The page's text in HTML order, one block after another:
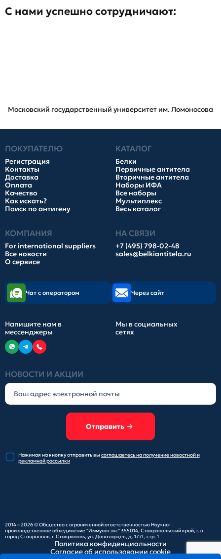
С нами успешно сотрудничают:
Московский государственный университет им. Ломоносова
ПОКУПАТЕЛЮ
Регистрация
Контакты
Доставка
Оплата
Качество
Как искать?
Поиск по антигену
КАТАЛОГ
Белки
Первичные антитела
Вторичные антитела
Наборы ИФА
Все наборы
Мультиплекс
Весь каталог
КОМПАНИЯ
For international suppliers
Все новости
О сервисе
НА СВЯЗИ
+7 (495) 798-02-48
sales@belkiantitela.ru
НОВОСТИ И АКЦИИ
Отправить
Нажимая на кнопку отправитьвы соглашаетесь на получениеновостной и
рекламной рассылки
Чат с оператором Через сайт
Напишите нам в
мессенджеры
Мы в социальных
сетях
2014 – 2026 ©Общество с ограниченной ответственностью Научно-
производственное объединение "Иммунотэкс"355014, Ставропольский край, г. о.
город Ставрополь, г. Ставрополь, ул. Доваторцев, д. 177Г, стр. 1
Политика конфиденциальности
Согласие об использовании cookie